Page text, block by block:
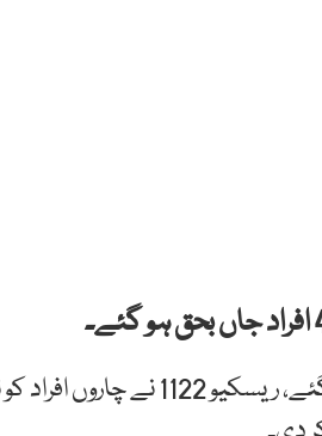
لوئر دیر میں مٹی کا تودہ گھر پر گِر گیا، جس میں 4 افراد